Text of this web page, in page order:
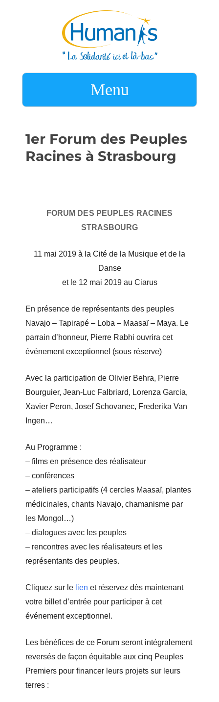
Menu
1er Forum des Peuples
Racines à Strasbourg
FORUM DES PEUPLES RACINES
STRASBOURG
11 mai 2019 à la Cité de la Musique et de la
Danse
et le 12 mai 2019 au Ciarus
En présence de représentants des peuples
Navajo – Tapirapé – Loba – Maasaï – Maya. Le
parrain d’honneur, Pierre Rabhi ouvrira cet
événement exceptionnel (sous réserve)
Avec la participation de Olivier Behra, Pierre
Bourguier, Jean-Luc Falbriard, Lorenza Garcia,
Xavier Peron, Josef Schovanec, Frederika Van
Ingen…
Au Programme :
– films en présence des réalisateur
– conférences
– ateliers participatifs (4 cercles Maasaï, plantes
médicinales, chants Navajo, chamanisme par
les Mongol…)
– dialogues avec les peuples
– rencontres avec les réalisateurs et les
représentants des peuples.
Cliquez sur lelien et réservez dès maintenant
votre billet d’entrée pour participer à cet
événement exceptionnel.
Les bénéfices de ce Forum seront intégralement
reversés de façon équitable aux cinq Peuples
Premiers pour financer leurs projets sur leurs
terres :